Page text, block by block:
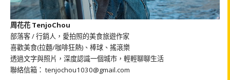
周花花 TenjoChou
部落客 / 行銷人，愛拍照的美食旅遊作家
喜歡美食(拉麵/咖啡狂熱)、棒球、搖滾樂
透過文字與照片，深度認識一個城市，輕輕聊聊生活
聯絡信箱： tenjochou1030@gmail.com